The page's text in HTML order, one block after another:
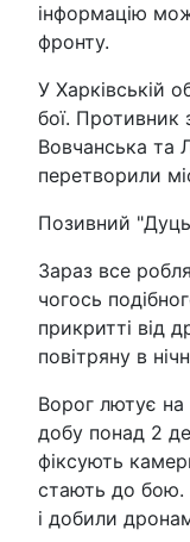
інформацію
фронту.
У Харківській
бої. Противник
Вовчанська та
перетворили
Позивний
Зараз все
чогось
прикритті від
повітряну в
Ворог лютує на
добу понад 2
фіксують
стають до бою.
і добили